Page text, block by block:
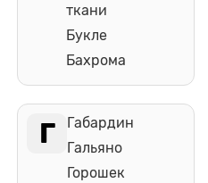
ткани
Букле
Бахрома
Г
Габардин
Гальяно
Горошек